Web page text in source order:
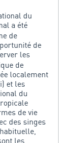
du
a été
de
de
les
de
localement
et les
du
de vie
des singes
les